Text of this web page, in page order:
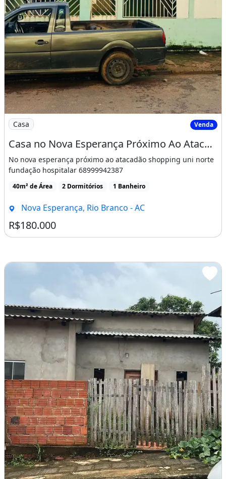
Imagem: Casa no Nova Esperança Próximo Ao Atacadão
Casa Venda
Casa no Nova Esperança Próximo Ao Atacadão
No nova esperança próximo ao atacadão shopping uni norte
fundação hospitalar 68999942387
40m² de Área 2 Dormitórios 1 Banheiro
Nova Esperança, Rio Branco - AC
R$180.000